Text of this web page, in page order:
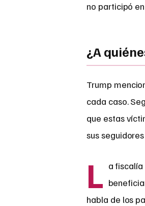
no participó
¿A
Trump
cada caso.
que estas
sus
L a
habla de los